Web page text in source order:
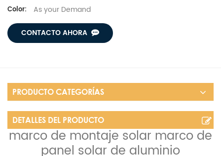
Color: As your Demand
CONTACTO AHORA
PRODUCTO CATEGORÍAS
DETALLES DEL PRODUCTO
marco de montaje solar marco de
panel solar de aluminio